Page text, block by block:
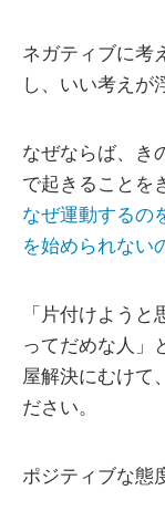
ネガティブに考
し、いい考えが
なぜならば、き
で起きることを
なぜ運動するの
を始められない
「片付けよう
ってだめな人」
屋解決にむけて
ださい。
ポジティブな態